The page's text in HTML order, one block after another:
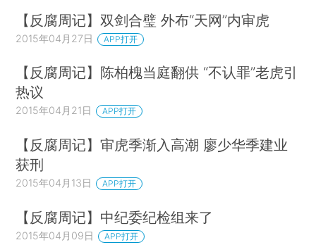
【反腐周记】双剑合璧 外布“天网”内审虎
2015年04月27日 APP打开
【反腐周记】陈柏槐当庭翻供 “不认罪”老虎引
热议
2015年04月21日 APP打开
【反腐周记】审虎季渐入高潮 廖少华季建业
获刑
2015年04月13日 APP打开
【反腐周记】中纪委纪检组来了
2015年04月09日 APP打开